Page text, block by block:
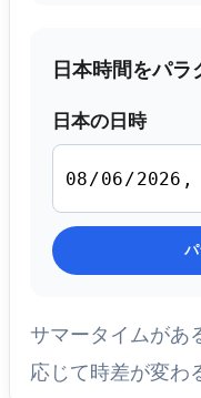
日本時間をパ
日本の日時
サマータイムがあ
応じて時差が変わ